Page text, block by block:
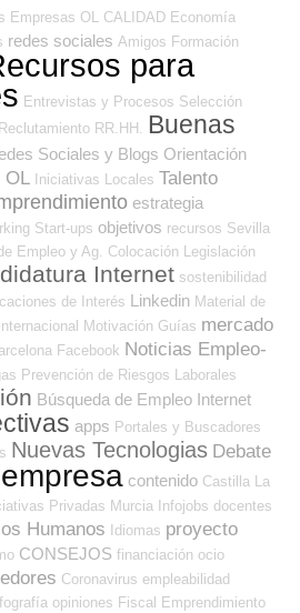
Empresas OL CALIDAD Economía
redes sociales Amigos Formación
para
Entrevistas y Procesos Selección
Reclutamiento RR.HH. Buenas
Sociales y Blogs Orientación
OL Iniciativas Locales Talento
estrategia
Start-ups objetivos recursos Sevilla
Empleo y Ag. Colocación Legislación
Internet sostenibilidad
de Interés Linkedin Material de
Motivación Guías mercado
Facebook Noticias Empleo-
Prevención de Riesgos Laborales
Búsqueda de Empleo Internet
apps Portales y Buscadores
Nuevas Tecnologias Debate
empresa contenido Castilla La
Privadas Murcia Infojobs docentes
Humanos Idiomas proyecto
CONSEJOS financiación ocio
Coronavirus empleabilidad
opiniones Fiscal Emprendimiento